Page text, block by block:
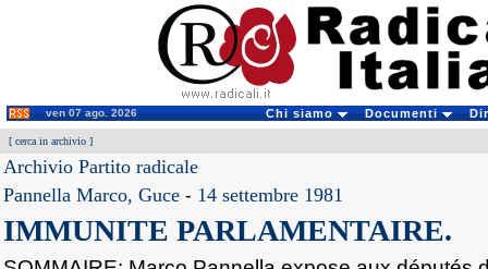
ven 07 ago. 2026 Chi siamo Documenti
[ cerca in archivio ]
Archivio Partito radicale
Pannella Marco, Guce - 14 settembre 1981
IMMUNITE PARLAMENTAIRE.